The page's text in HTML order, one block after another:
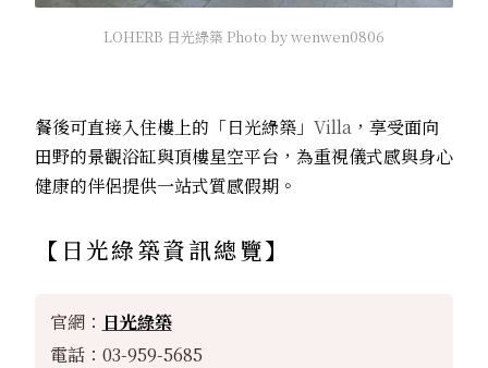
LOHERB 日光綠築 Photo by wenwen0806
餐後可直接入住樓上的「日光綠築」 Villa ，享受面向
田野的景觀浴缸與頂樓星空平台，為重視儀式感與身心
健康的伴侶提供一站式質感假期。
【 日光綠築資訊總覽】
官網： 日光綠築
電話：03-959-5685